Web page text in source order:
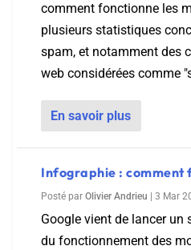
comment fonctionne les
plusieurs statistiques
spam, et notamment des
web considérées comme
En savoir plus
Infographie : comment
Posté par Olivier Andrieu 3 Mar
Google vient de lancer un
du fonctionnement des